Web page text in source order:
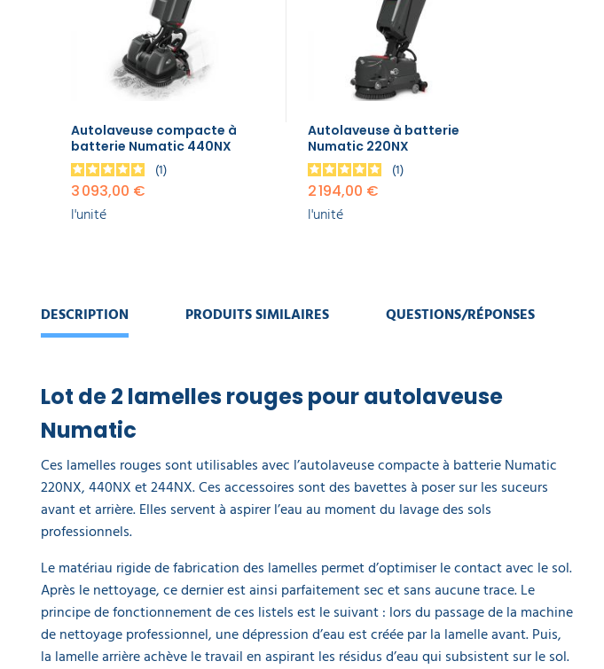
PROMOS
Autolaveuse
à batterie
Numatic
l'unité
Autolaveuse compacte à
batterie Numatic 440NX
1
3 093,00 €
l'unité
Autolaveuse à batterie
Numatic 220NX
1
2 194,00 €
l'unité
DESCRIPTION PRODUITS SIMILAIRES QUESTIONS/RÉPONSES
Lot de 2 lamelles rouges pour autolaveuse
Numatic
Ces lamelles rouges sont utilisables avec l’autolaveuse compacte à batterie Numatic
220NX, 440NX et 244NX. Ces accessoires sont des bavettes à poser sur les suceurs
avant et arrière. Elles servent à aspirer l’eau au moment du lavage des sols
professionnels.
Le matériau rigide de fabrication des lamelles permet d’optimiser le contact avec le sol.
Après le nettoyage, ce dernier est ainsi parfaitement sec et sans aucune trace. Le
principe de fonctionnement de ces listels est le suivant : lors du passage de la machine
de nettoyage professionnel, une dépression d’eau est créée par la lamelle avant. Puis,
la lamelle arrière achève le travail en aspirant les résidus d’eau qui subsistent sur le sol.